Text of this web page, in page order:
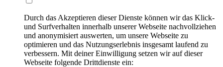
Durch das Akzeptieren dieser Dienste können wir das Klick-
und Surfverhalten innerhalb unserer Webseite nachvollziehen
und anonymisiert auswerten, um unsere Webseite zu
optimieren und das Nutzungserlebnis insgesamt laufend zu
verbessern. Mit deiner Einwilligung setzen wir auf dieser
Webseite folgende Drittdienste ein: